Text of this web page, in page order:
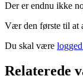
Der er endnu ikke
Vær den første til at
Du skal være
Relaterede